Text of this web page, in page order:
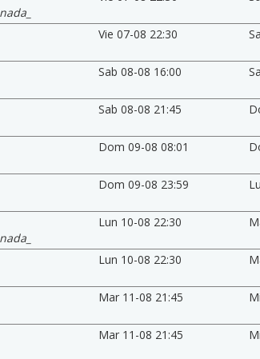
Vie 07-08 22:30
Sab 08-08 16:00
Sab 08-08 21:45
Dom 09-08 08:01
Dom 09-08 23:59
Lun 10-08 22:30
Lun 10-08 22:30
Mar 11-08 21:45
Mar 11-08 21:45